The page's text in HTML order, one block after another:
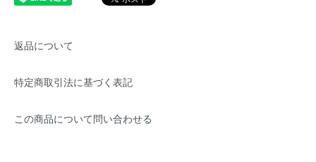
返品について
特定商取引法に基づく表記
この商品について問い合わせる